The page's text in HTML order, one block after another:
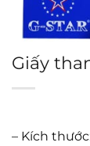
Giấy
– Kích